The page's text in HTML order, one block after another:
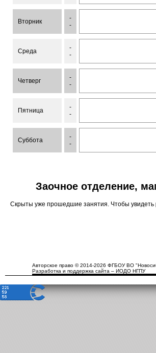
Вторник
-
-
Среда
-
-
Четверг
-
-
Пятница
-
-
Суббота
-
-
Заочное отделение,
Скрыты уже прошедшие занятия. Чтобы
Авторское право © 2014-2026 ФГБОУ ВО
Разработка и поддержка сайта – ИОДО НГПУ